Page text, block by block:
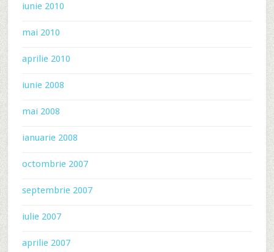
iunie 2010
mai 2010
aprilie 2010
iunie 2008
mai 2008
ianuarie 2008
octombrie 2007
septembrie 2007
iulie 2007
aprilie 2007